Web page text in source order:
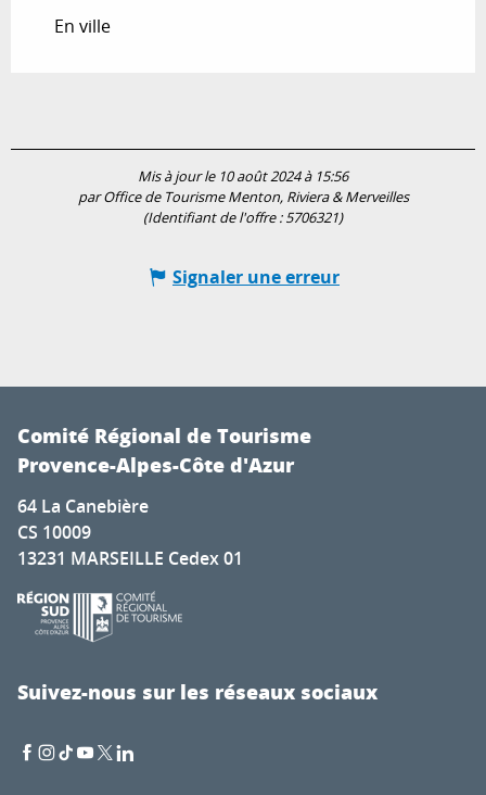
En ville
Mis à jour le 10 août 2024 à 15:56
par Office de Tourisme Menton, Riviera & Merveilles
(Identifiant de l'offre :5706321)
Signaler une erreur
Comité Régional de Tourisme
Provence-Alpes-Côte d'Azur
64 La Canebière
CS 10009
13231 MARSEILLE Cedex 01
Suivez-nous sur les réseaux sociaux